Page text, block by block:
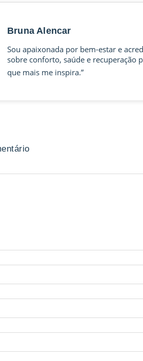
Bruna Alencar
Sou apaixonada por bem-estar e
sobre conforto, saúde e recuperação
que mais me inspira.”